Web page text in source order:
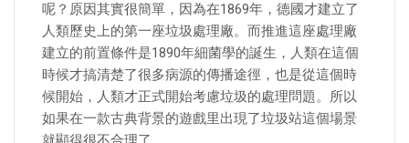
呢？原因其實很簡單，因為在1869年，德國才建立了
人類歷史上的第一座垃圾處理廠。而推進這座處理廠
建立的前置條件是1890年細菌學的誕生，人類在這個
時候才搞清楚了很多病源的傳播途徑，也是從這個時
候開始，人類才正式開始考慮垃圾的處理問題。所以
如果在一款古典背景的遊戲里出現了垃圾站這個場景